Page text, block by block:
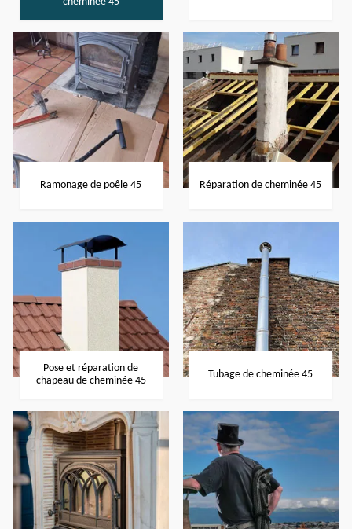
Ramonage de poêle 45 Réparation de cheminée 45
Pose et réparation de
chapeau de cheminée 45
Tubage de cheminée 45